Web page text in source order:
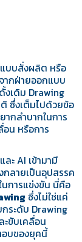
แบบสั่งผลิต หรือ
ากฝ่ายออกแบบ
งเดิม Drawing
ซึ่งเต็มไปด้วยข้อ
ากลำบากในการ
น หรือการ
ะ AI เข้ามามี
ลายเป็นอุปสรรค
การแข่งขัน นี่คือ
ซึ่งไม่ใช่แค่
ระดับ Drawing
ะขับเคลื่อน
อบของยุคนี้